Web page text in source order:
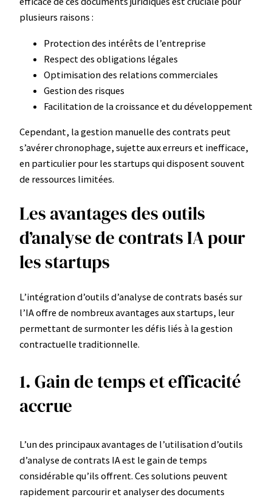
plusieurs raisons :
Protection des intérêts de l’entreprise
Respect des obligations légales
Optimisation des relations commerciales
Gestion des risques
Facilitation de la croissance et du développement
Cependant, la gestion manuelle des contrats peut
s’avérer chronophage, sujette aux erreurs et inefficace,
en particulier pour les startups qui disposent souvent
de ressources limitées.
Les avantages des outils
d’analyse de contrats IA pour
les startups
L’intégration d’outils d’analyse de contrats basés sur
l’IA offre de nombreux avantages aux startups, leur
permettant de surmonter les défis liés à la gestion
contractuelle traditionnelle.
1. Gain de temps et efficacité
accrue
L’un des principaux avantages de l’utilisation d’outils
d’analyse de contrats IA est le gain de temps
considérable qu’ils offrent. Ces solutions peuvent
rapidement parcourir et analyser des documents